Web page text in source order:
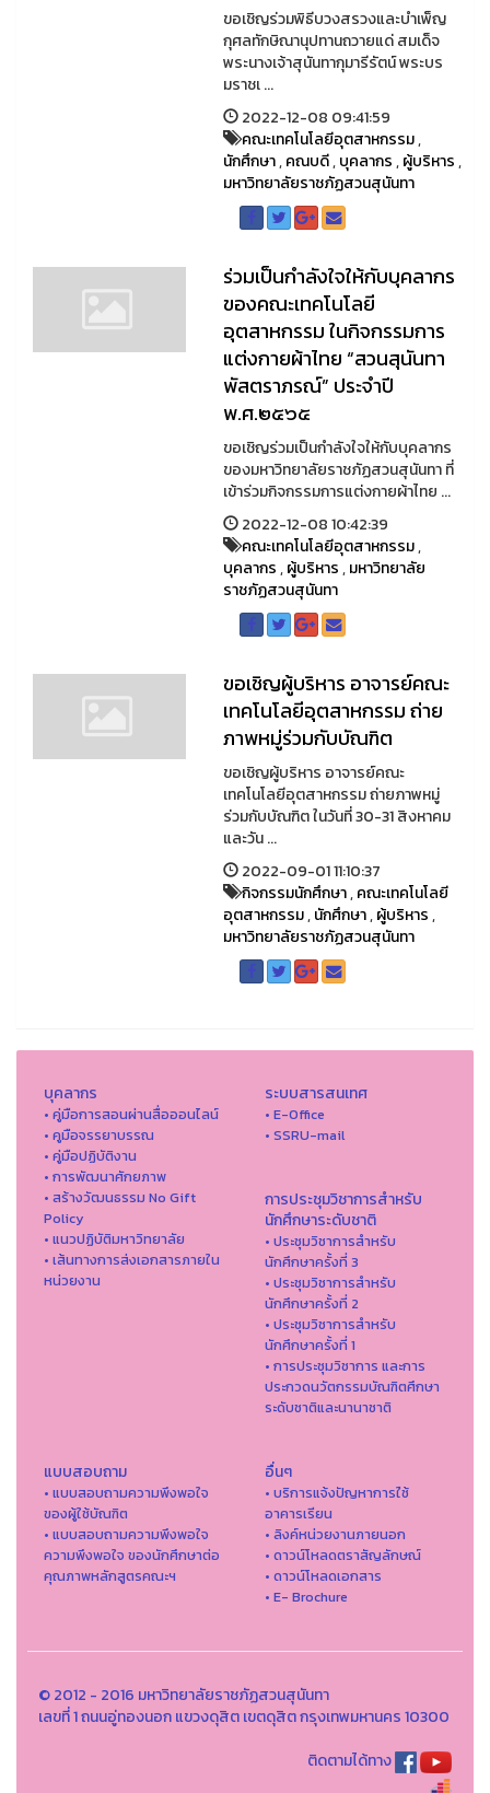
ขอเชิญร่วมพิธีบวงสรวงและบำเพ็ญ
กุศลทักษิณานุปทานถวายแด่ สมเด็จ
พระนางเจ้าสุนันทากุมารีรัตน์ พระบร
มราชเ ...
2022-12-08 09:41:59
คณะเทคโนโลยีอุตสาหกรรม,
นักศึกษา,คณบดี,บุคลากร,ผู้บริหาร,
มหาวิทยาลัยราชภัฏสวนสุนันทา
ร่วมเป็นกำลังใจให้กับบุคลากร
ของคณะเทคโนโลยี
อุตสาหกรรม ในกิจกรรมการ
แต่งกายผ้าไทย “สวนสุนันทา
พัสตราภรณ์” ประจำปี
พ.ศ.๒๕๖๕
ขอเชิญร่วมเป็นกำลังใจให้กับบุคลากร
ของมหาวิทยาลัยราชภัฏสวนสุนันทา ที่
เข้าร่วมกิจกรรมการแต่งกายผ้าไทย ...
2022-12-08 10:42:39
คณะเทคโนโลยีอุตสาหกรรม,
บุคลากร,ผู้บริหาร,มหาวิทยาลัย
ราชภัฏสวนสุนันทา
ขอเชิญผู้บริหาร อาจารย์คณะ
เทคโนโลยีอุตสาหกรรม ถ่าย
ภาพหมู่ร่วมกับบัณฑิต
ขอเชิญผู้บริหาร อาจารย์คณะ
เทคโนโลยีอุตสาหกรรม ถ่ายภาพหมู่
ร่วมกับบัณฑิต ในวันที่ 30-31 สิงหาคม
และวัน ...
2022-09-01 11:10:37
กิจกรรมนักศึกษา,คณะเทคโนโลยี
อุตสาหกรรม,นักศึกษา,ผู้บริหาร,
มหาวิทยาลัยราชภัฏสวนสุนันทา
บุคลากร
• คู่มือการสอนผ่านสื่อออนไลน์
• คูมือจรรยาบรรณ
• คู่มือปฏิบัติงาน
• การพัฒนาศักยภาพ
• สร้างวัฒนธรรม No Gift
Policy
• แนวปฏิบัติมหาวิทยาลัย
• เส้นทางการส่งเอกสารภายใน
หน่วยงาน
ระบบสารสนเทศ
• E-Office
• SSRU-mail
การประชุมวิชาการสำหรับ
นักศึกษาระดับชาติ
• ประชุมวิชาการสำหรับ
นักศึกษาครั้งที่ 3
• ประชุมวิชาการสำหรับ
นักศึกษาครั้งที่ 2
• ประชุมวิชาการสำหรับ
นักศึกษาครั้งที่ 1
• การประชุมวิชาการ และการ
ประกวดนวัตกรรมบัณฑิตศึกษา
ระดับชาติและนานาชาติ
แบบสอบถาม
• แบบสอบถามความพึงพอใจ
ของผู้ใช้บัณฑิต
• แบบสอบถามความพึงพอใจ
ความพึงพอใจ ของนักศึกษาต่อ
คุณภาพหลักสูตรคณะฯ
อื่นๆ
• บริการแจ้งปัญหาการใ่ช้
อาคารเรียน
• ลิงค์หน่วยงานภายนอก
• ดาวน์โหลดตราสัญลักษณ์
• ดาวน์โหลดเอกสาร
• E- Brochure
© 2012 - 2016 มหาวิทยาลัยราชภัฏสวนสุนันทา
เลขที่ 1 ถนนอู่ทองนอก แขวงดุสิต เขตดุสิต กรุงเทพมหานคร 10300
ติดตามได้ทาง